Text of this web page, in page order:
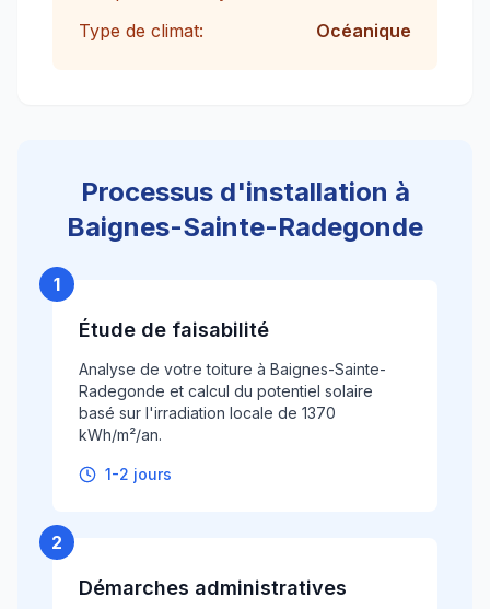
Type de climat:
Océanique
Processus d'installation à
Baignes-Sainte-Radegonde
1
Étude de faisabilité
Analyse de votre toiture à Baignes-Sainte-
Radegonde et calcul du potentiel solaire
basé sur l'irradiation locale de 1370
kWh/m²/an.
1-2 jours
2
Démarches administratives